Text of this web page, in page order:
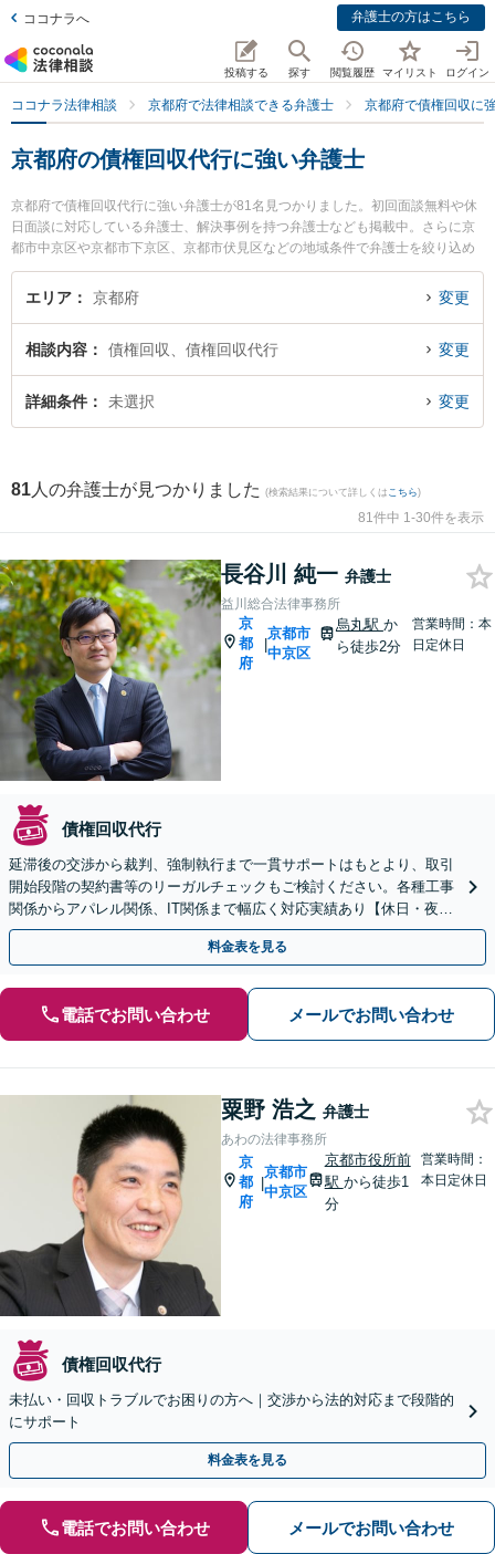
ココナラへ 弁護士の方はこちら
投稿する 探す 閲覧履歴 マイリスト ログイン
ココナラ法律相談 京都府で法律相談できる弁護士 京都府で債権回収に
京都府の債権回収代行に強い弁護士
京都府で債権回収代行に強い弁護士が81名見つかりました。初回面談無料や休
日面談に対応している弁護士、解決事例を持つ弁護士なども掲載中。さらに京
都市中京区や京都市下京区、京都市伏見区などの地域条件で弁護士を絞り込め
ます。債権回収に関係する売掛金回収や債権回収代行、債権の時効中断等の細
かな分野での絞り込み検索もでき便利です。特に益川総合法律事務所の長谷川
都府で土日や夜間に発生した債権回収代行のトラブルを今すぐに弁護士に相談
したい』『債権回収代行のトラブル解決の実績豊富な近くの弁護士を検索した
い』『初回相談無料で債権回収代行を法律相談できる京都府内の弁護士に相談
エリア 京都府 変更
相談内容 債権回収、債権回収代行 変更
詳細条件 未選択 変更
81 人の弁護士が見つかりました (検索結果について詳しくは こちら)
81件中 1-30件を表示
長谷川 純一 弁護士
益川総合法律事務所
京
都
府
|
京都市
中京区
烏丸駅 か
ら徒歩2分
営業時間：本
日定休日
債権回収代行
延滞後の交渉から裁判、強制執行まで一貫サポートはもとより、取引
開始段階の契約書等のリーガルチェックもご検討ください。各種工事
関係からアパレル関係、IT関係まで幅広く対応実績あり【休日・夜間
相談可】
料金表を見る
電話でお問い合わせ メールでお問い合わせ
粟野 浩之 弁護士
あわの法律事務所
京
都
府
|
京都市
中京区
京都市役所前
駅 から徒歩1
分
営業時間：
本日定休日
債権回収代行
未払い・回収トラブルでお困りの方へ｜交渉から法的対応まで段階的
にサポート
料金表を見る
電話でお問い合わせ メールでお問い合わせ